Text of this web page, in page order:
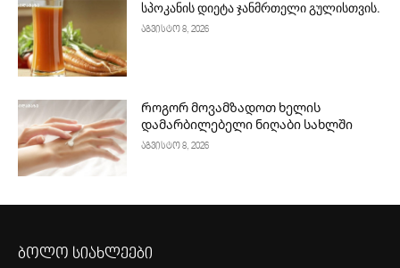
სპოკანის დიეტა ჯანმრთელი გულისთვის.
აგვისტო 8, 2026
Როგორ მოვამზადოთ ხელის
დამარბილებელი ნიღაბი სახლში
აგვისტო 8, 2026
ბოლო სიახლეები